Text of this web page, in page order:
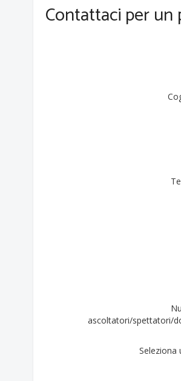
Contattaci per
ascoltatori/spettatori/